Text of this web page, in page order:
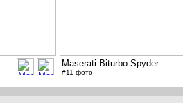
Maserati Biturbo Spyder
#11 фото